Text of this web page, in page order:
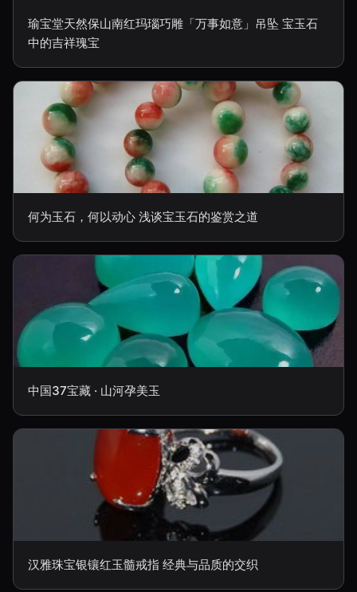
瑜宝堂天然保山南红玛瑙巧雕「万事如意」吊坠 宝玉石
中的吉祥瑰宝
何为玉石，何以动心 浅谈宝玉石的鉴赏之道
中国37宝藏 · 山河孕美玉
汉雅珠宝银镶红玉髓戒指 经典与品质的交织